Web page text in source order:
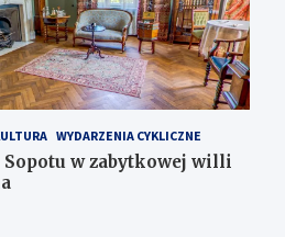
WYDARZENIA CYKLICZNE
Sopotu w zabytkowej willi